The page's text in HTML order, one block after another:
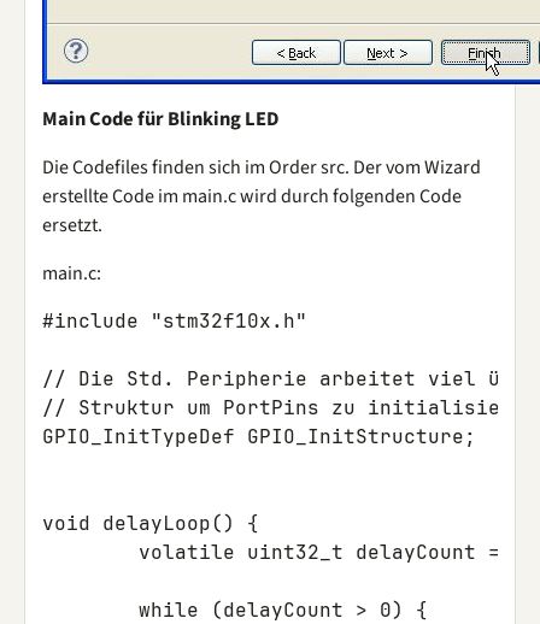
Main Code für Blinking LED
Die Codefiles finden sich im Order src. Der vom Wizard
erstellte Code im main.c wird durch folgenden Code
ersetzt.
main.c:
#include "stm32f10x.h"
// Die Std. Peripherie arbeitet viel über
// Struktur um PortPins zu initialisieren
GPIO_InitTypeDef GPIO_InitStructure;
void delayLoop()
{
volatile uint32_t delayCount =
while (delayCount > 0)
{